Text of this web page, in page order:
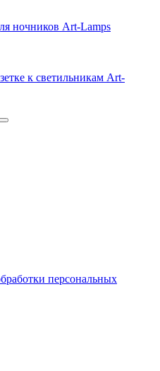
ночников Art-Lamps
к светильникам Art-
персональных